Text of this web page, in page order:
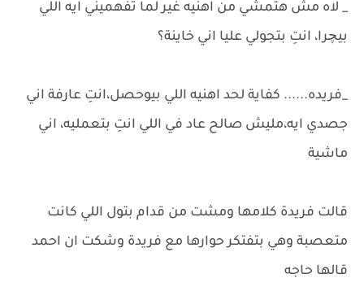
_ لاه مش هتمشي من اهنيه غير لما تفهميني ايه اللي
بيچرا، انتِ بتجولي عليا اني خاينة؟
_فريده...... كفاية لحد اهنيه اللي بيوحصل،انتِ عارفة اني
جصدي ايه،مليش صالح عاد في اللي انتِ بتعمليه، اني
ماشية
قالت فريدة كلامها ومشت من قدام بتول اللي كانت
متعصبة وهي بتفتكر حوارها مع فريدة وشكت ان احمد
قالها حاجه